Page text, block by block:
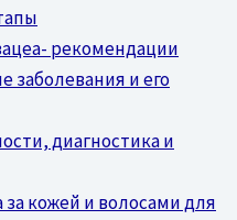
рекомендации
заболевания и его
диагностика и
кожей и волосами для